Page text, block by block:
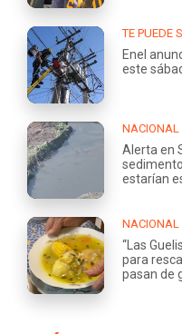
TE PUEDE
Enel
este
NACIONAL
Alerta en
estarían
NACIONAL
“Las
para
pasan de